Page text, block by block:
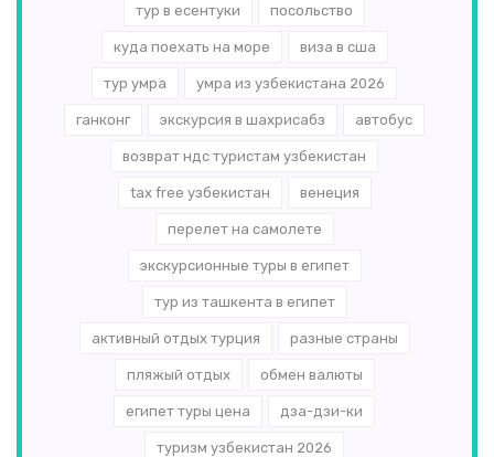
тур в есентуки посольство
куда поехать на море виза в сша
тур умра умра из узбекистана 2026
ганконг экскурсия в шахрисабз автобус
возврат ндс туристам узбекистан
tax free узбекистан венеция
перелет на самолете
экскурсионные туры в египет
тур из ташкента в египет
активный отдых турция разные страны
пляжый отдых обмен валюты
египет туры цена дза-дзи-ки
туризм узбекистан 2026